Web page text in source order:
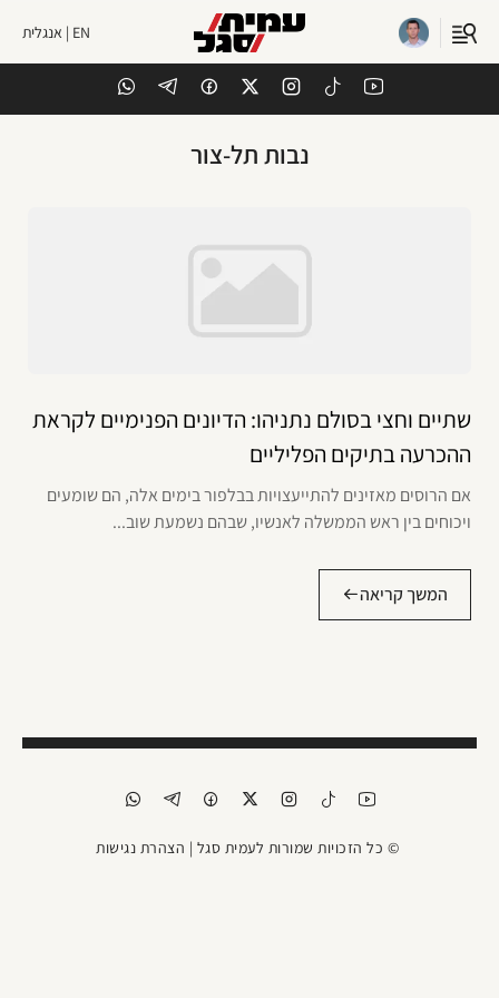
EN | אנגלית
נבות תל-צור
שתיים וחצי בסולם נתניהו: הדיונים הפנימיים לקראת
ההכרעה בתיקים הפליליים
אם הרוסים מאזינים להתייעצויות בבלפור בימים אלה, הם שומעים
ויכוחים בין ראש הממשלה לאנשיו, שבהם נשמעת שוב...
המשך קריאה
© כל הזכויות שמורות לעמית סגל | הצהרת נגישות